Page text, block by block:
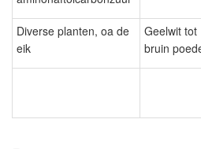
Diverse planten, oa de
eik
Geelwit tot
bruin